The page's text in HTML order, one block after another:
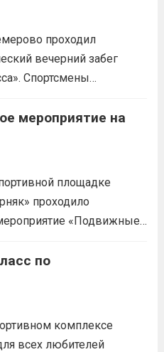
проходил
вечерний забег
Спортсмены
в забеге и заняли
места:1 место —
Щербунова Милана,
— Табакова
мероприятие на
площадке
проходило
«Подвижные
дальше
по
комплексе
всех любителей